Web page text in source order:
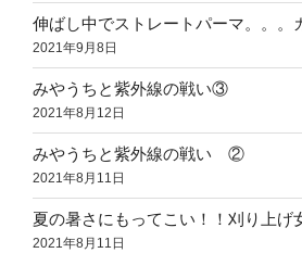
伸ばし中でストレートパーマ。。。
2021年9月8日
みやうちと紫外線の戦い③
2021年8月12日
みやうちと紫外線の戦い ②
2021年8月11日
夏の暑さにもってこい！！刈り上げ
2021年8月11日